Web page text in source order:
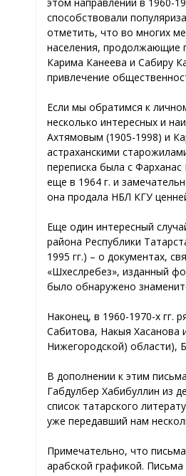
способствовали
отметить, что во многих
населения, продолжающие
Карима Канеева и Сабиру
привлечение
Если мы обратимся к
несколько интересных и
Ахтямовым (1905-1998) и
астраханскими
переписка была с
еще в 1964 г. и
она продала НБЛ КГУ
Еще один интересный
района Республики
1995 гг.) – о документах,
«Шәхесләребез», изданный
было обнаружено
Наконец, в 1960-1970-х гг.
Сабитова, Накыя Хасанова
Нижегородской) области),
В дополнении к этим
Габдулбер Хабибуллин из
список татарского
уже передавший нам
Примечательно, что
арабской графикой.